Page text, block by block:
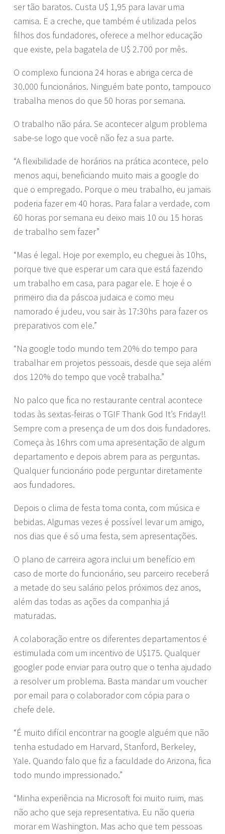
ser tão baratos. Custa U$ 1,95 para lavar uma
camisa. E a creche, que também é utilizada pelos
filhos dos fundadores, oferece a melhor educação
que existe, pela bagatela de U$ 2.700 por mês.
O complexo funciona 24 horas e abriga cerca de
30.000 funcionários. Ninguém bate ponto, tampouco
trabalha menos do que 50 horas por semana.
O trabalho não pára. Se acontecer algum problema
sabe-se logo que você não fez a sua parte.
“A flexibilidade de horários na prática acontece, pelo
menos aqui, beneficiando muito mais a google do
que o empregado. Porque o meu trabalho, eu jamais
poderia fazer em 40 horas. Para falar a verdade, com
60 horas por semana eu deixo mais 10 ou 15 horas
de trabalho sem fazer”
“Mas é legal. Hoje por exemplo, eu cheguei às 10hs,
porque tive que esperar um cara que está fazendo
um trabalho em casa, para pagar ele. E hoje é o
primeiro dia da páscoa judaica e como meu
namorado é judeu, vou sair às 17:30hs para fazer os
preparativos com ele.”
“Na google todo mundo tem 20% do tempo para
trabalhar em projetos pessoais, desde que seja além
dos 120% do tempo que você trabalha.”
No palco que fica no restaurante central acontece
todas às sextas-feiras o TGIF Thank God It’s Friday!!
Sempre com a presença de um dos dois fundadores.
Começa às 16hrs com uma apresentação de algum
departamento e depois abrem para as perguntas.
Qualquer funcionário pode perguntar diretamente
aos fundadores.
Depois o clima de festa toma conta, com música e
bebidas. Algumas vezes é possível levar um amigo,
nos dias que é só uma festa, sem apresentações.
O plano de carreira agora inclui um benefício em
caso de morte do funcionário, seu parceiro receberá
a metade do seu salário pelos próximos dez anos,
além das todas as ações da companhia já
maturadas.
A colaboração entre os diferentes departamentos é
estimulada com um incentivo de U$175. Qualquer
googler pode enviar para outro que o tenha ajudado
a resolver um problema. Basta mandar um voucher
por email para o colaborador com cópia para o
chefe dele.
“É muito difícil encontrar na google alguém que não
tenha estudado em Harvard, Stanford, Berkeley,
Yale. Quando falo que fiz a faculdade do Arizona, fica
todo mundo impressionado.”
“Minha experiência na Microsoft foi muito ruim, mas
não acho que seja representativa. Eu não queria
morar em Washington. Mas acho que tem pessoas